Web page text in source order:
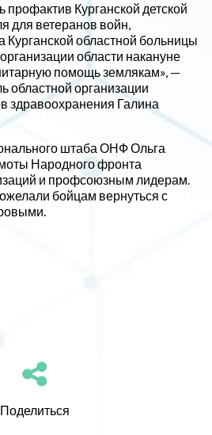
Курганской детской
для ветеранов войн,
Курганской областной больницы
области накануне
помощь землякам», —
областной организации
здравоохранения Галина
штаба ОНФ Ольга
Народного фронта
и профсоюзным лидерам.
бойцам вернуться с
Поделиться